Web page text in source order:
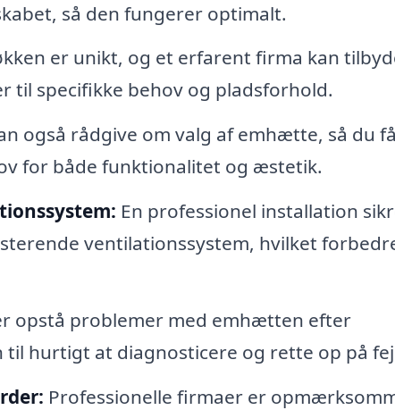
så den fungerer optimalt.
er unikt, og et erfarent firma kan
til specifikke behov og pladsforhold.
også rådgive om valg af emhætte, så du
for både funktionalitet og æstetik.
En professionel installation
ventilationssystem, hvilket
opstå problemer med emhætten efter
hurtigt at diagnosticere og rette op på
Professionelle firmaer er